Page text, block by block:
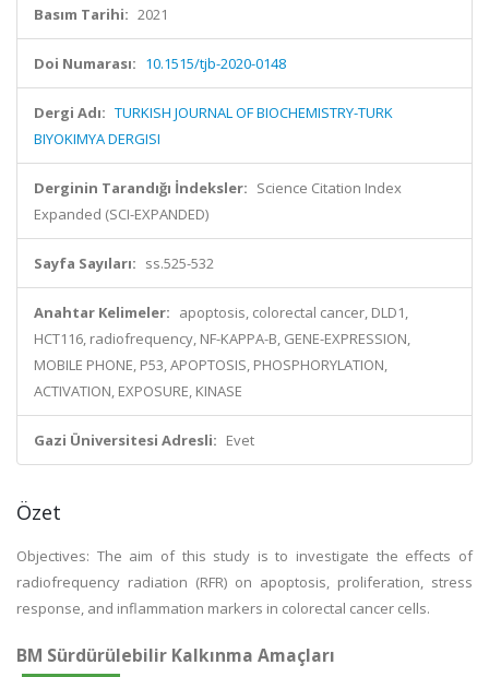
Basım Tarihi: 2021
Doi Numarası: 10.1515/tjb-2020-0148
Dergi Adı: TURKISH JOURNAL OF BIOCHEMISTRY-TURK
BIYOKIMYA DERGISI
Derginin Tarandığı İndeksler: Science Citation Index
Expanded (SCI-EXPANDED)
Sayfa Sayıları: ss.525-532
Anahtar Kelimeler: apoptosis, colorectal cancer, DLD1,
HCT116, radiofrequency, NF-KAPPA-B, GENE-EXPRESSION,
MOBILE PHONE, P53, APOPTOSIS, PHOSPHORYLATION,
ACTIVATION, EXPOSURE, KINASE
Gazi Üniversitesi Adresli: Evet
Özet
Objectives: The aim of this study is to investigate the effects of
radiofrequency radiation (RFR) on apoptosis, proliferation, stress
response, and inflammation markers in colorectal cancer cells.
BM Sürdürülebilir Kalkınma Amaçları